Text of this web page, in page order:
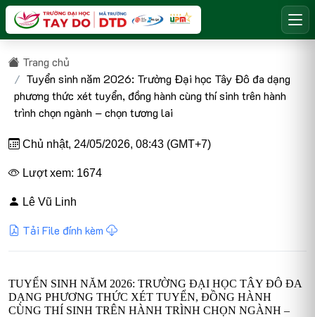
Trang chủ
Tuyển sinh năm 2026: Trường Đại học Tây Đô đa dạng
phương thức xét tuyển, đồng hành cùng thí sinh trên hành
trình chọn ngành – chọn tương lai
Chủ nhật, 24/05/2026, 08:43 (GMT+7)
Lượt xem: 1674
Lê Vũ Linh
Tải File đính kèm
TUYỂN SINH NĂM 2026: TRƯỜNG ĐẠI HỌC TÂY ĐÔ ĐA
DẠNG PHƯƠNG THỨC XÉT TUYỂN, ĐỒNG HÀNH
CÙNG THÍ SINH TRÊN HÀNH TRÌNH CHỌN NGÀNH –